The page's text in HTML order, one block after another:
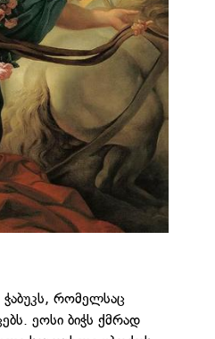
რომელსაც
ეოსი ბიჭს ქმრად